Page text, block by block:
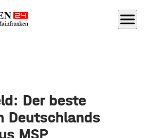
menu
Der beste
Deutschlands